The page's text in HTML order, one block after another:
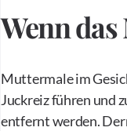
Wenn
Muttermale im
Juckreiz führen und
entfernt werden.